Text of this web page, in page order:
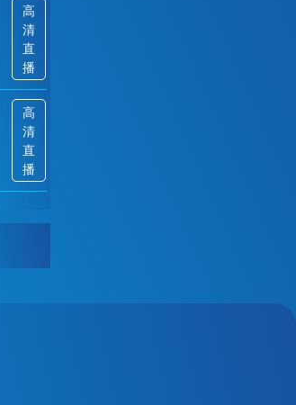
高
清
直
播
高
清
直
播